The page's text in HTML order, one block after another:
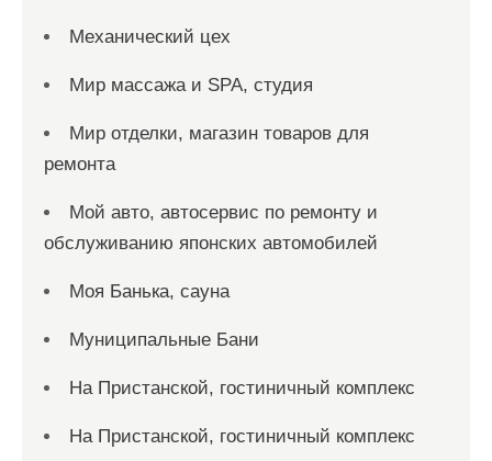
Механический цех
Мир массажа и SPA, студия
Мир отделки, магазин товаров для
ремонта
Мой авто, автосервис по ремонту и
обслуживанию японских автомобилей
Моя Банька, сауна
Муниципальные Бани
На Пристанской, гостиничный комплекс
На Пристанской, гостиничный комплекс